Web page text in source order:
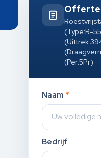
Offerte
(Type:R-
(Per:5Pr)
Naam *
Bedrijf